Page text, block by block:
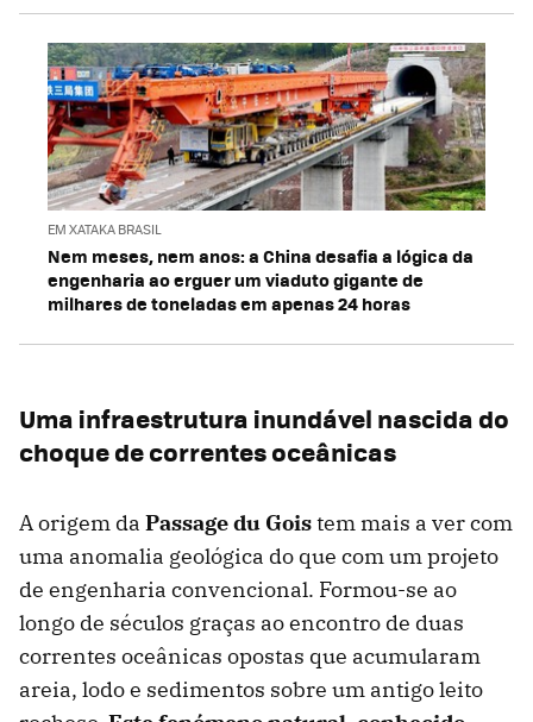
EM XATAKA BRASIL
Nem meses, nem anos: a China desafia a lógica da
engenharia ao erguer um viaduto gigante de
milhares de toneladas em apenas 24 horas
Uma infraestrutura inundável nascida do
choque de correntes oceânicas
A origem da Passage du Goistem mais a ver com
uma anomalia geológica do que com um projeto
de engenharia convencional. Formou-se ao
longo de séculos graças ao encontro de duas
correntes oceânicas opostas que acumularam
areia, lodo e sedimentos sobre um antigo leito